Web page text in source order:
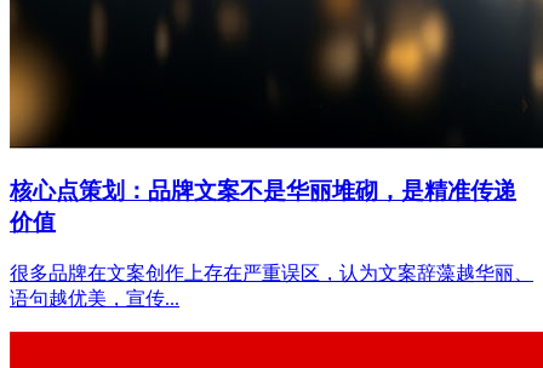
核心点策划：品牌文案不是华丽堆砌，是精准传递
价值
很多品牌在文案创作上存在严重误区，认为文案辞藻越华丽、
语句越优美，宣传...